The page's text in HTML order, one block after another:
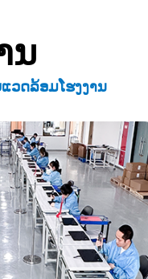
ນ
ວດລ້ອມໂຮງງານ